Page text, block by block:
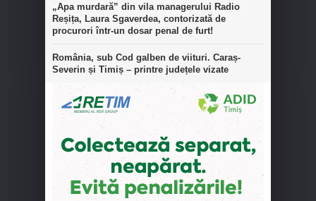
„Apa murdară” din vila managerului Radio
Reșița, Laura Sgaverdea, contorizată de
procurori într-un dosar penal de furt!
România, sub Cod galben de viituri. Caraș-
Severin și Timiș – printre județele vizate